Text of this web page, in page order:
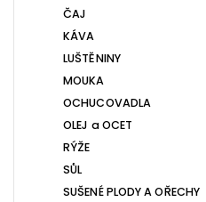
ČAJ
KÁVA
LUŠTĚNINY
MOUKA
OCHUCOVADLA
OLEJ a OCET
RÝŽE
SŮL
SUŠENÉ PLODY A OŘECHY